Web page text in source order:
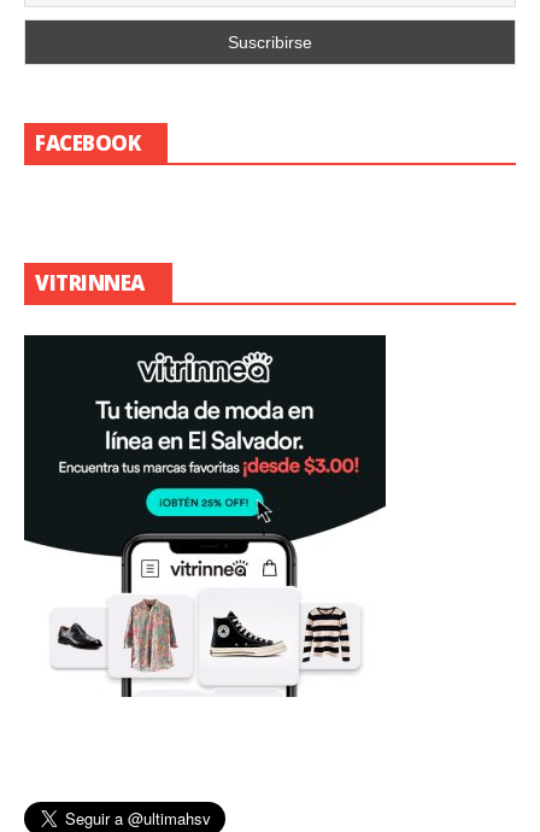
FACEBOOK
VITRINNEA